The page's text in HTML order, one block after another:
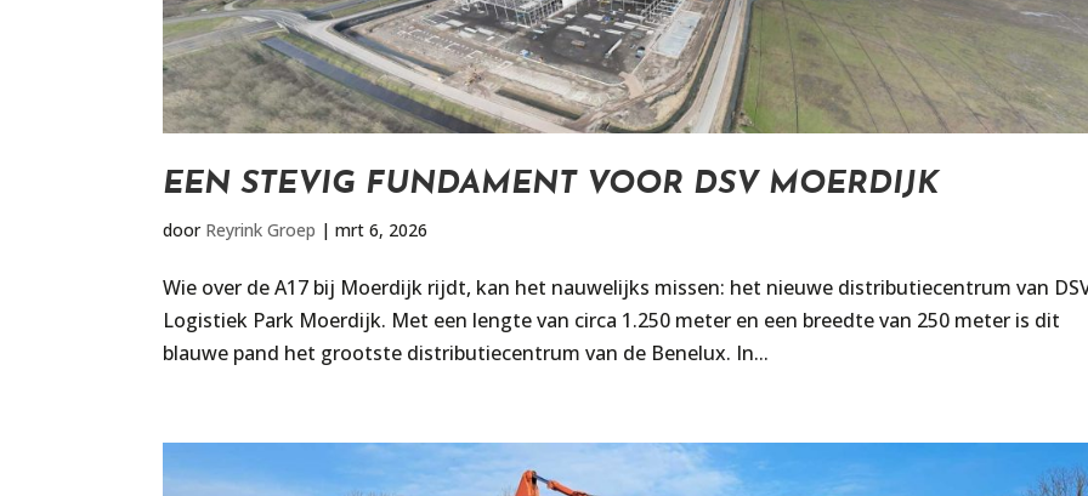
EEN STEVIG FUNDAMENT VOOR DSV MOERDIJK
door Reyrink Groep |mrt 6, 2026
Wie over de A17 bij Moerdijk rijdt, kan het nauwelijks missen: het nieuwe distributiecentrum van
Logistiek Park Moerdijk. Met een lengte van circa 1.250 meter en een breedte van 250 meter is dit
blauwe pand het grootste distributiecentrum van de Benelux. In...